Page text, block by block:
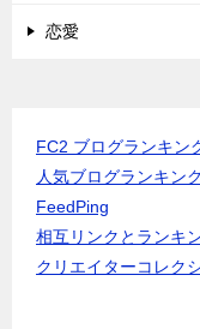
恋愛
FC2 ブログランキン
人気ブログランキン
FeedPing
相互リンクとランキ
クリエイターコレク